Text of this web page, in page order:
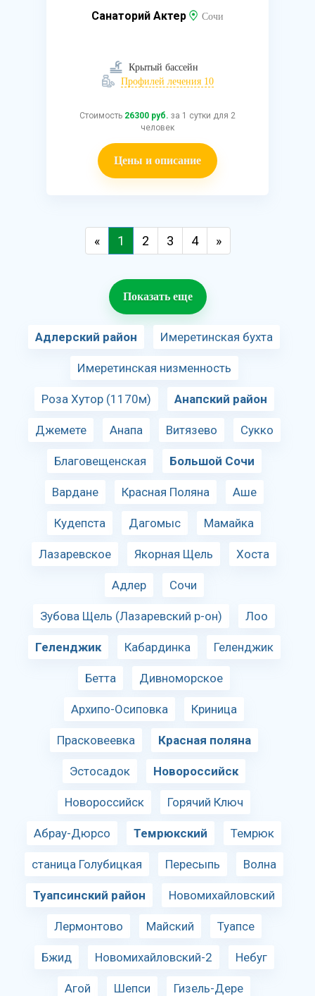
Санаторий Актер Сочи
Крытый бассейн
Профилей лечения 10
Стоимость 26300 руб. за 1 сутки для 2
человек
Цены и описание
« 1 2 3 4 »
Показать еще
Адлерский район Имеретинская бухта
Имеретинская низменность
Роза Хутор (1170м) Анапский район
Джемете Анапа Витязево Сукко
Благовещенская Большой Сочи
Вардане Красная Поляна Аше
Кудепста Дагомыс Мамайка
Лазаревское Якорная Щель Хоста
Адлер Сочи
Зубова Щель (Лазаревский р-он) Лоо
Геленджик Кабардинка Геленджик
Бетта Дивноморское
Архипо-Осиповка Криница
Прасковеевка Красная поляна
Эстосадок Новороссийск
Новороссийск Горячий Ключ
Абрау-Дюрсо Темрюкский Темрюк
станица Голубицкая Пересыпь Волна
Туапсинский район Новомихайловский
Лермонтово Майский Туапсе
Бжид Новомихайловский-2 Небуг
Агой Шепси Гизель-Дере